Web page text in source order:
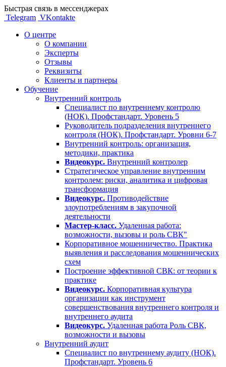
Быстрая связь в мессенджерах
Telegram VKontakte
О центре
О компании
Эксперты
Отзывы
Реквизиты
Клиенты и партнеры
Обучение
Внутренний контроль
Специалист по внутреннему контролю
(НОК). Профстандарт. Уровень 5
Руководитель подразделения внутреннего
контроля (НОК). Профстандарт. Уровни 6-7
Внутренний контроль: организация,
методики, практика
Видеокурс. Внутренний контролер
Стратегическое управление внутренним
контролем: риски, аналитика и цифровая
трансформация
Видеокурс. Противодействие
злоупотреблениям в закупочной
деятельности
Мастер-класс. Удаленная работа:
возможности, вызовы и роль СВК"
Корпоративное мошенничество. Практика
выявления и расследования мошеннических
схем
Построение эффективной СВК: от теории к
практике
Видеокурс. Корпоративная культура
организации как инструмент
совершенствования внутреннего контроля и
внутреннего аудита
Видеокурс. Удаленная работа Роль СВК,
возможности и вызовы
Внутренний аудит
Специалист по внутреннему аудиту (НОК).
Профстандарт. Уровень 6